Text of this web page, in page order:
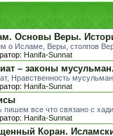
Основы Веры.
о Исламе, Веры, столпов
Hanifa-Sunnat
– законы
Нравственность
Hanifa-Sunnat
пишем все что связано с
Hanifa-Sunnat
Коран.